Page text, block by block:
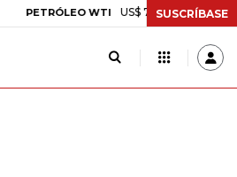
WTI US$ 78,01 US$ 2,92 +3,89%
SUSCRÍBASE